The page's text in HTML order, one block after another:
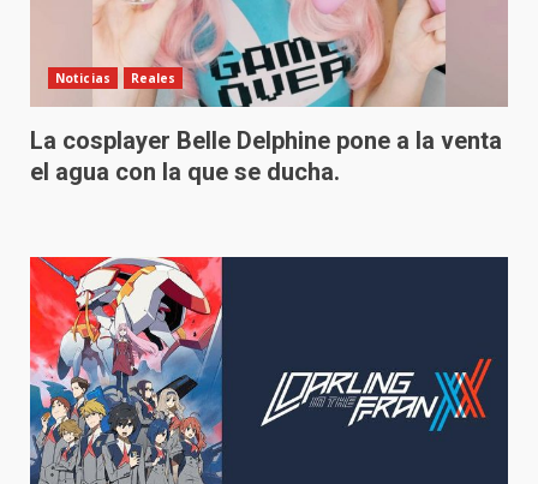
Noticias Reales
La cosplayer Belle Delphine pone a la venta
el agua con la que se ducha.